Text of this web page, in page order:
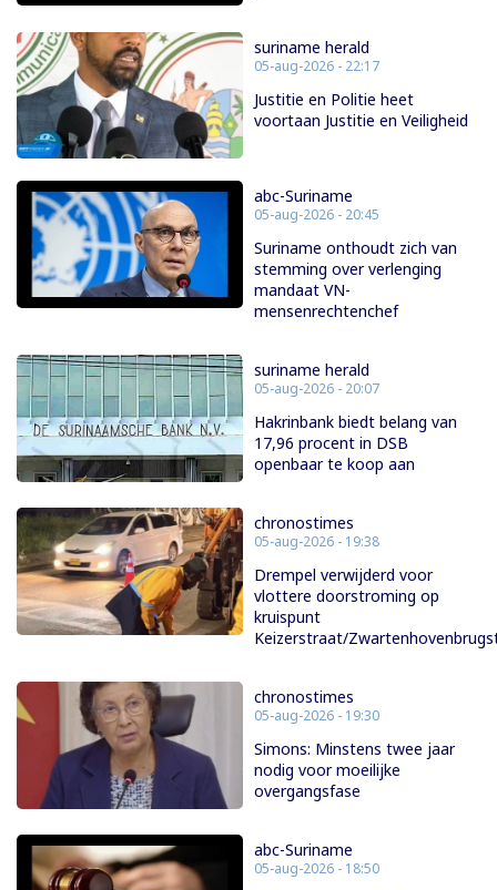
suriname herald
05-aug-2026 - 22:17
Justitie en Politie heet
voortaan Justitie en Veiligheid
abc-Suriname
05-aug-2026 - 20:45
Suriname onthoudt zich van
stemming over verlenging
mandaat VN-
mensenrechtenchef
suriname herald
05-aug-2026 - 20:07
Hakrinbank biedt belang van
17,96 procent in DSB
openbaar te koop aan
chronostimes
05-aug-2026 - 19:38
Drempel verwijderd voor
vlottere doorstroming op
kruispunt
Keizerstraat/
chronostimes
05-aug-2026 - 19:30
Simons: Minstens twee jaar
nodig voor moeilijke
overgangsfase
abc-Suriname
05-aug-2026 - 18:50